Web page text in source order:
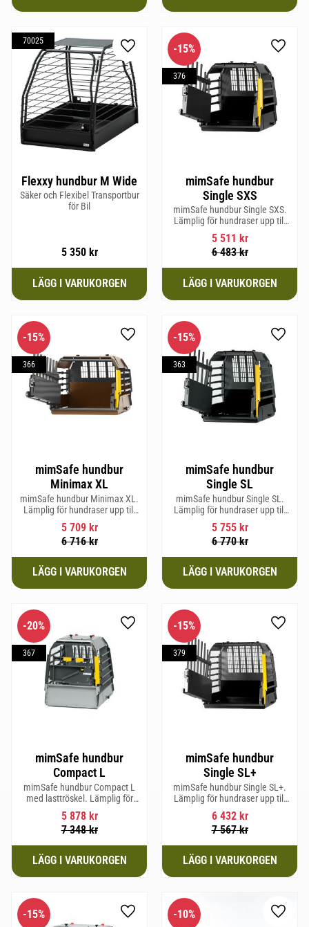
Flexxy hundbur M Wide
Säker och Flexibel Transportbur
för Bil
5 350kr
70025
Lägg till i favoriter
mimSafe hundbur
Single SXS
mimSafe hundbur Single SXS.
Lämplig för hundraser upp till
52 cm i mankhöjd.
5 511 kr
6 483kr
15%
376
Lägg
mimSafe hundbur
Minimax XL
mimSafe hundbur Minimax XL.
Lämplig för hundraser upp till
38 cm i mankhöjd.
5 709kr
6 716kr
15%
366
Lägg till i favoriter
mimSafe hundbur
Single SL
mimSafe hundbur Single SL.
Lämplig för hundraser upp till
58 cm i mankhöjd.
5 755kr
6 770kr
15%
363
Lägg
mimSafe hundbur
Compact L
mimSafe hundbur Compact L
med lasttröskel. Lämplig för
hundraser upp till 58 cm i
mankhöjd.
5 878kr
7 348kr
20%
367
Lägg till i favoriter
mimSafe hundbur
Single SL+
mimSafe hundbur Single SL+.
Lämplig för hundraser upp till
62 cm i mankhöjd.
6 432kr
7 567kr
15%
379
Lägg
15% Lägg till i favoriter
10% Lägg